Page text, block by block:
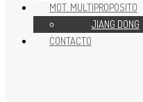
Sin categorizar
MOT. MULTIPROPOSITO
JIANG DONG
CONTACTO